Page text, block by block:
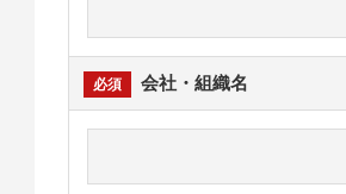
会社・組織名